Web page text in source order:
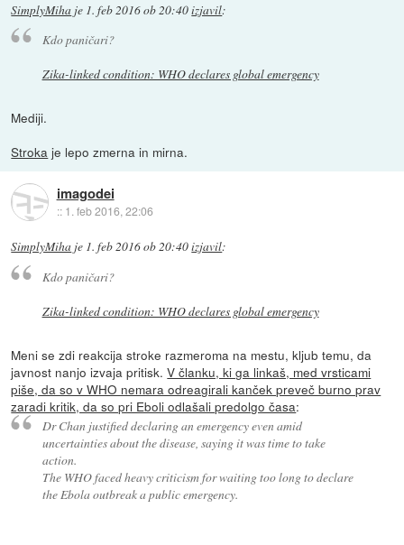
SimplyMiha je 1. feb 2016 ob 20:40izjavil:
Kdo paničari?
Zika-linked condition: WHO declares global emergency
Mediji.
Stroka je lepo zmerna in mirna.
imagodei
:: 1. feb 2016, 22:06
SimplyMiha je 1. feb 2016 ob 20:40izjavil:
Kdo paničari?
Zika-linked condition: WHO declares global emergency
Meni se zdi reakcija stroke razmeroma na mestu, kljub temu, da
javnost nanjo izvaja pritisk.V članku, ki ga linkaš, med vrsticami
piše, da so v WHO nemara odreagirali kanček preveč burno prav
zaradi kritik, da so pri Eboli odlašali predolgo časa:
Dr Chan justified declaring an emergency even amid
uncertainties about the disease, saying it was time to take
action.
The WHO faced heavy criticism for waiting too long to declare
the Ebola outbreak a public emergency.